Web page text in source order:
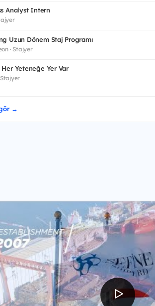
Analyst Intern
Uzun Dönem Staj Programı
· Stajyer
Her Yeteneğe Yer Var
Stajyer
→